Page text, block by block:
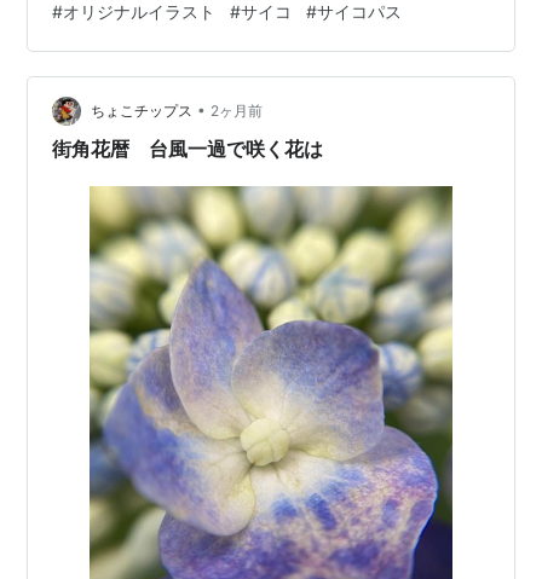
て……｣ ｢大丈夫だって、人間、そんな簡単に死なねえ
し、妊娠だってしねぇよ｣ ｢そうじゃなくて仕返しと
か……、この女、空手滅茶苦茶強いって噂じゃん？言って
たじゃん、俺達のこと全員…
#オリジナルイラスト #サイコ #サイコパス
ちょこチップス • 2ヶ月前
街角花暦 台風一過で咲く花は